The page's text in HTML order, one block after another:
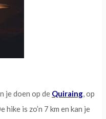
je doen op de Quiraing, op
is zo’n 7 km en kan je